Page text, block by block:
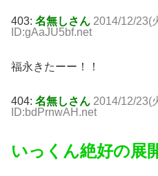
403: 名無しさん 2014/12/23(
ID:gAaJU5bf.net
福永きたーー！！
404: 名無しさん 2014/12/23(
ID:bdPrnwAH.net
いっくん絶好の展